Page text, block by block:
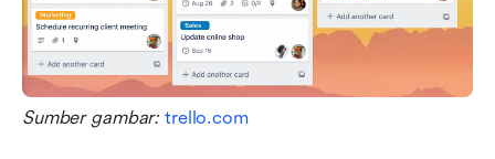
Sumber gambar: trello.com